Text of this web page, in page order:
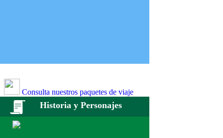
Consulta nuestros paquetes de viaje
Historia y Personajes